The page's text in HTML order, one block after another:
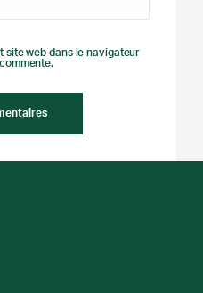
site web dans le navigateur